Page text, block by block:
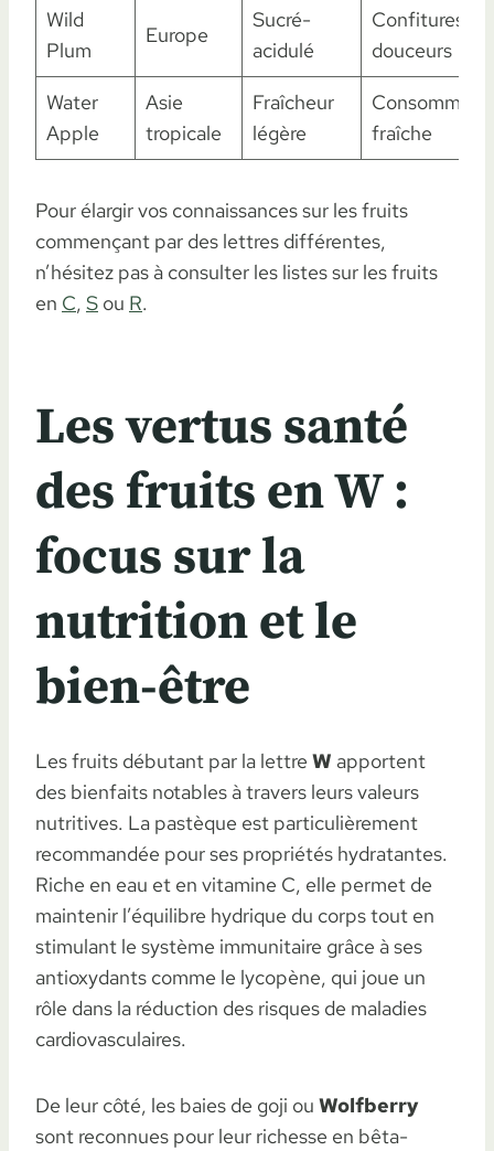
Wild
Plum
Europe
Sucré-
acidulé
Confitures,
douceurs
Water
Apple
Asie
tropicale
Fraîcheur
légère
fraîche
Pour élargir vos connaissances sur les fruits
commençant par des lettres différentes,
n’hésitez pas à consulter les listes sur les fruits
en C, S ou R.
Les vertus santé
des fruits en W :
focus sur la
nutrition et le
bien-être
Les fruits débutant par la lettre W apportent
des bienfaits notables à travers leurs valeurs
nutritives. La pastèque est particulièrement
recommandée pour ses propriétés hydratantes.
Riche en eau et en vitamine C, elle permet de
maintenir l’équilibre hydrique du corps tout en
stimulant le système immunitaire grâce à ses
antioxydants comme le lycopène, qui joue un
rôle dans la réduction des risques de maladies
cardiovasculaires.
De leur côté, les baies de goji ou Wolfberry
sont reconnues pour leur richesse en bêta-